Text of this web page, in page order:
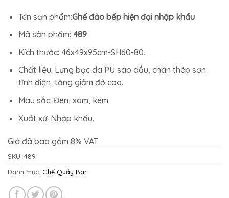
2.044.900₫.
là:
1.391.500₫.
Tên sản phẩm:Ghế đảo bếp hiện đại nhập khẩu
Mã sản phẩm: 489
Kích thước: 46x49x95cm-SH60-80.
Chất liệu: Lưng bọc da PU sáp dầu, chân thép sơn
tĩnh điện, tăng giảm độ cao.
Màu sắc: Đen, xám, kem.
Xuất xứ: Nhập khẩu.
Giá đã bao gồm 8% VAT
SKU: 489
Danh mục: Ghế Quầy Bar